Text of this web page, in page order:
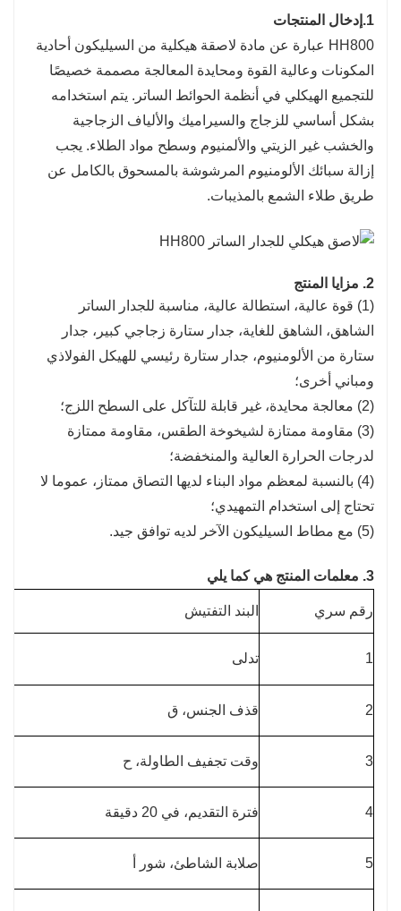
1.إدخال المنتجات
HH800 عبارة عن مادة لاصقة هيكلية من السيليكون أحادية
المكونات وعالية القوة ومحايدة المعالجة مصممة خصيصًا
للتجميع الهيكلي في أنظمة الحوائط الساتر. يتم استخدامه
بشكل أساسي للزجاج والسيراميك والألياف الزجاجية
والخشب غير الزيتي والألمنيوم وسطح مواد الطلاء. يجب
إزالة سبائك الألومنيوم المرشوشة بالمسحوق بالكامل عن
طريق طلاء الشمع بالمذيبات.
2. مزايا المنتج
(1) قوة عالية، استطالة عالية، مناسبة للجدار الساتر
الشاهق، الشاهق للغاية، جدار ستارة زجاجي كبير، جدار
ستارة من الألومنيوم، جدار ستارة رئيسي للهيكل الفولاذي
ومباني أخرى؛
(2) معالجة محايدة، غير قابلة للتآكل على السطح اللزج؛
(3) مقاومة ممتازة لشيخوخة الطقس، مقاومة ممتازة
لدرجات الحرارة العالية والمنخفضة؛
(4) بالنسبة لمعظم مواد البناء لديها التصاق ممتاز، عموما لا
تحتاج إلى استخدام التمهيدي؛
(5) مع مطاط السيليكون الآخر لديه توافق جيد.
3. معلمات المنتج هي كما يلي
رقم سري البند التفتيش
1 تدلى
2 قذف الجنس، ق
3 وقت تجفيف الطاولة، ح
4 فترة التقديم، في 20 دقيقة
5 صلابة الشاطئ، شور أ